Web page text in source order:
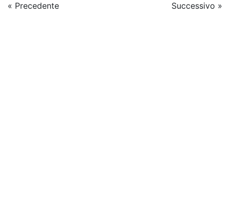
« Precedente Successivo »